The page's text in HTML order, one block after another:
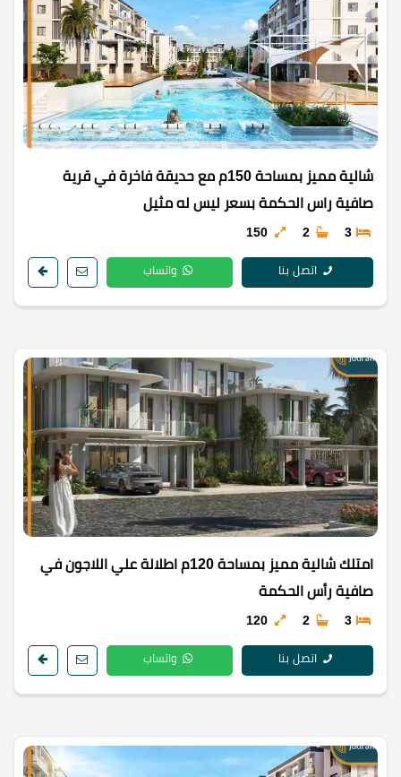
شالية مميز بمساحة 150م مع حديقة فاخرة في قرية
صافية راس الحكمة بسعر ليس له مثيل
3
2
150
اتصل بنا واتساب
امتلك شالية مميز بمساحة 120م اطلالة علي اللاجون في
صافية رأس الحكمة
3
2
120
اتصل بنا واتساب